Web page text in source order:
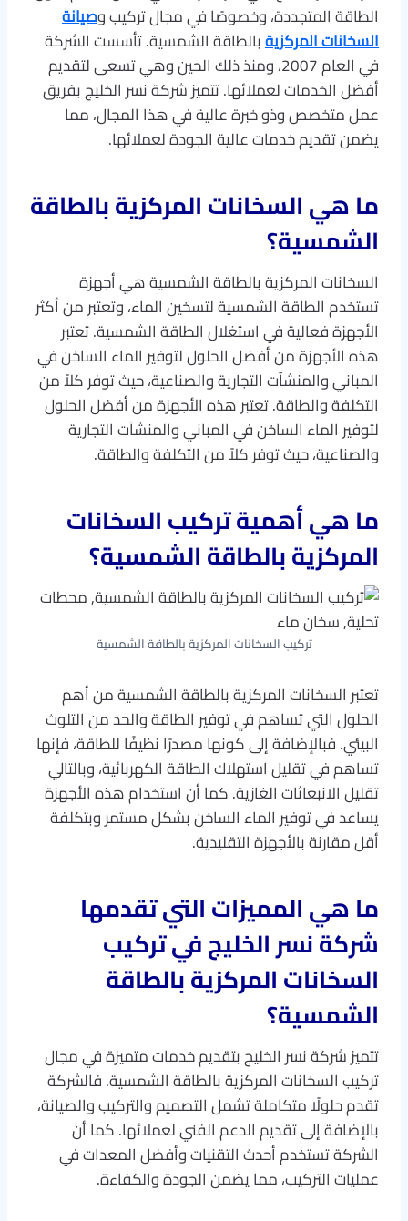
الطاقة المتجددة، وخصوصًا في مجال تركيب وصيانة
السخانات المركزيةبالطاقة الشمسية. تأسست الشركة
في العام 2007، ومنذ ذلك الحين وهي تسعى لتقديم
أفضل الخدمات لعملائها. تتميز شركة نسر الخليج بفريق
عمل متخصص وذو خبرة عالية في هذا المجال، مما
يضمن تقديم خدمات عالية الجودة لعملائها.
ما هي السخانات المركزية بالطاقة
الشمسية؟
السخانات المركزية بالطاقة الشمسية هي أجهزة
تستخدم الطاقة الشمسية لتسخين الماء، وتعتبر من أكثر
الأجهزة فعالية في استغلال الطاقة الشمسية. تعتبر
هذه الأجهزة من أفضل الحلول لتوفير الماء الساخن في
المباني والمنشآت التجارية والصناعية، حيث توفر كلاً من
التكلفة والطاقة. تعتبر هذه الأجهزة من أفضل الحلول
لتوفير الماء الساخن في المباني والمنشآت التجارية
والصناعية، حيث توفر كلاً من التكلفة والطاقة.
ما هي أهمية تركيب السخانات
المركزية بالطاقة الشمسية؟
تركيب السخانات المركزية بالطاقة الشمسية
تعتبر السخانات المركزية بالطاقة الشمسية من أهم
الحلول التي تساهم في توفير الطاقة والحد من التلوث
البيئي. فبالإضافة إلى كونها مصدرًا نظيفًا للطاقة، فإنها
تساهم في تقليل استهلاك الطاقة الكهربائية، وبالتالي
تقليل الانبعاثات الغازية. كما أن استخدام هذه الأجهزة
يساعد في توفير الماء الساخن بشكل مستمر وبتكلفة
أقل مقارنة بالأجهزة التقليدية.
ما هي المميزات التي تقدمها
شركة نسر الخليج في تركيب
السخانات المركزية بالطاقة
الشمسية؟
تتميز شركة نسر الخليج بتقديم خدمات متميزة في مجال
تركيب السخانات المركزية بالطاقة الشمسية. فالشركة
تقدم حلولًا متكاملة تشمل التصميم والتركيب والصيانة،
بالإضافة إلى تقديم الدعم الفني لعملائها. كما أن
الشركة تستخدم أحدث التقنيات وأفضل المعدات في
عمليات التركيب، مما يضمن الجودة والكفاءة.